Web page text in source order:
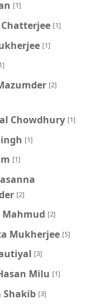
[1]
[1]
[1]
[2]
Chowdhury [1]
[1]
[1]
[2]
Mahmud [2]
Mukherjee [5]
[3]
Milu [1]
[3]